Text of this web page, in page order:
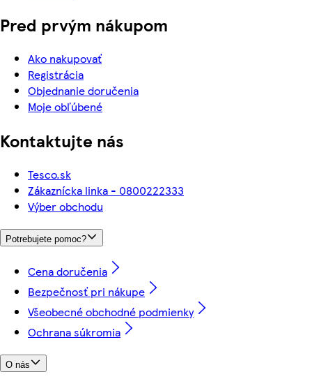
Pred prvým nákupom
Ako nakupovať
Registrácia
Objednanie doručenia
Moje obľúbené
Kontaktujte nás
Tesco.sk
Zákaznícka linka - 0800222333
Výber obchodu
Potrebujete pomoc?
Cena doručenia
Bezpečnosť pri nákupe
Všeobecné obchodné podmienky
Ochrana súkromia
O nás